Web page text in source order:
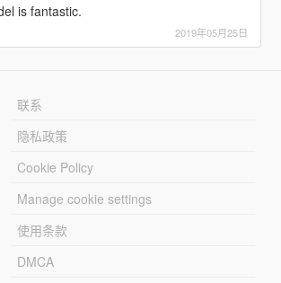
is fantastic.
2019年05月25日
联系
隐私政策
Cookie Policy
Manage cookie settings
使用条款
DMCA